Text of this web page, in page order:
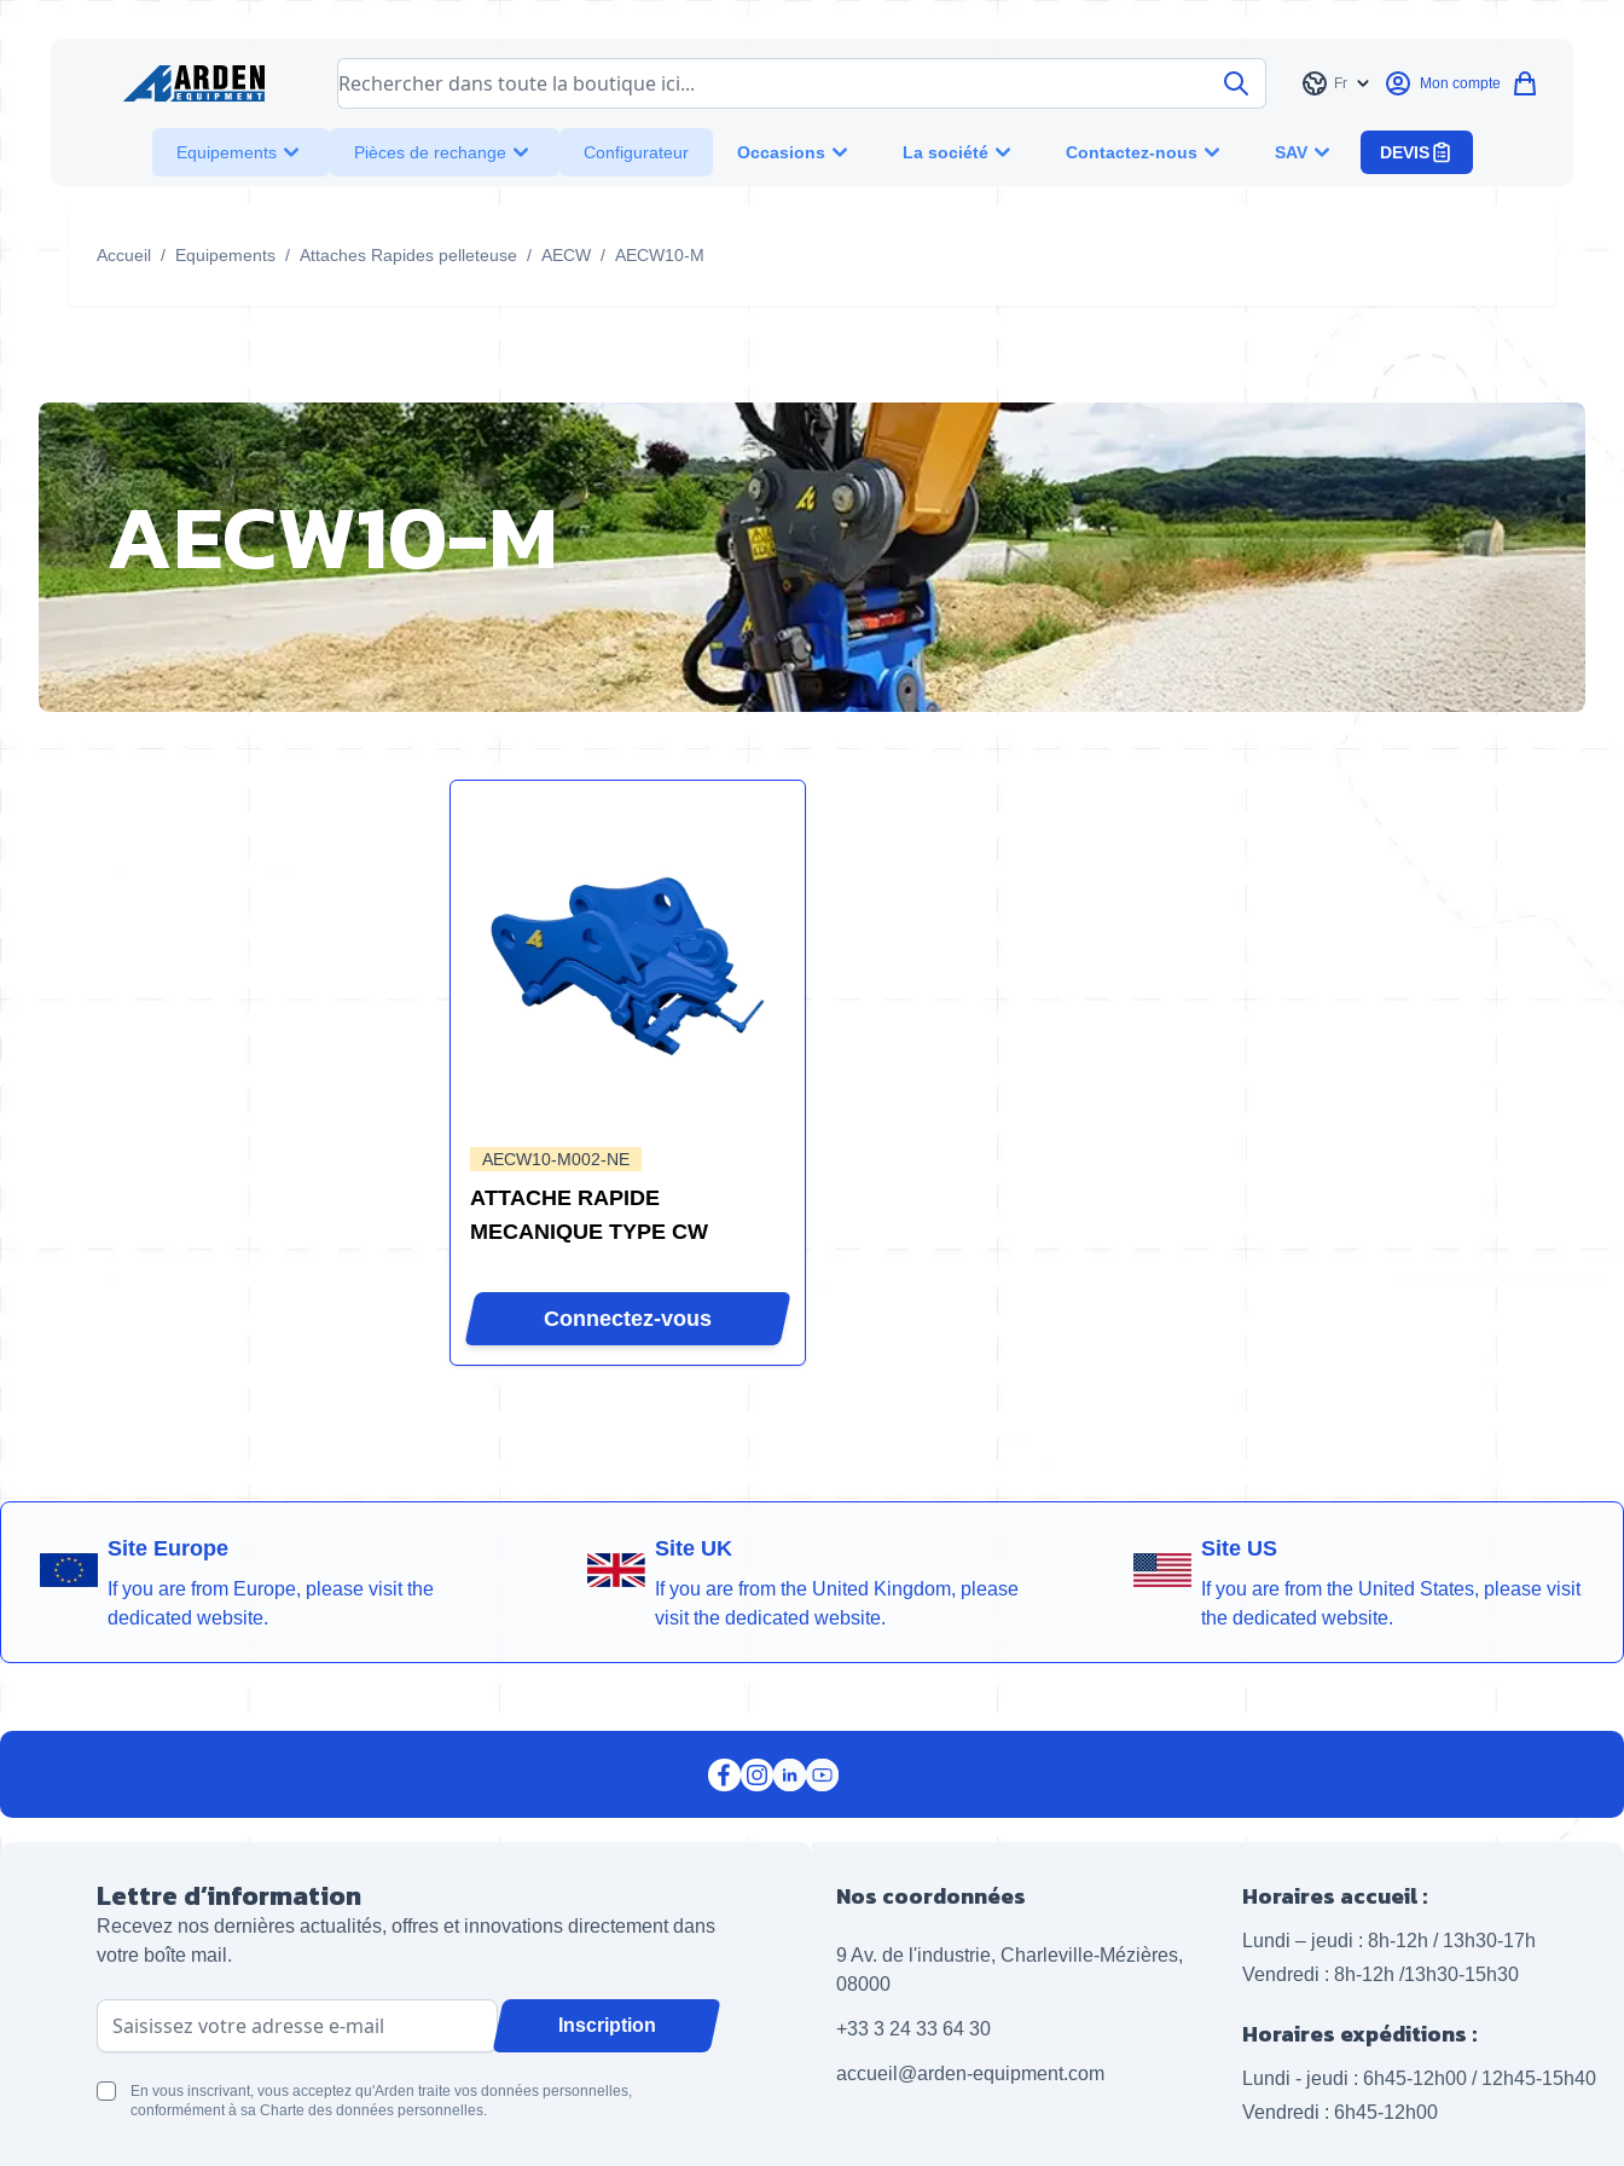
Rechercher dans toute la boutique ici...
Langue
Fr Mon compte
Equipements Pièces de rechange Configurateur Occasions La société Contactez-nous SAV DEVIS
Accueil / Equipements / Attaches Rapides pelleteuse / AECW / AECW10-M
AECW10-M
AECW10-M002-NE
ATTACHE RAPIDE
MECANIQUE TYPE CW
Connectez-vous
Site Europe
If you are from Europe, please visit the
dedicated website.
Site UK
If you are from the United Kingdom, please
visit the dedicated website.
Site US
If you are from the United States, please visit
the dedicated website.
Lettre d’information
Recevez nos dernières actualités, offres et innovations directement dans
votre boîte mail.
Adresse email Inscription
En vous inscrivant, vous acceptez qu'Arden traite vos données personnelles,
conformément à sa Charte des données personnelles.
Nos coordonnées
9 Av. de l'industrie, Charleville-Mézières,
08000
+33 3 24 33 64 30
accueil@arden-equipment.com
Horaires accueil :
Lundi – jeudi : 8h-12h / 13h30-17h
Vendredi : 8h-12h /13h30-15h30
Horaires expéditions :
Lundi - jeudi : 6h45-12h00 / 12h45-15h40
Vendredi : 6h45-12h00